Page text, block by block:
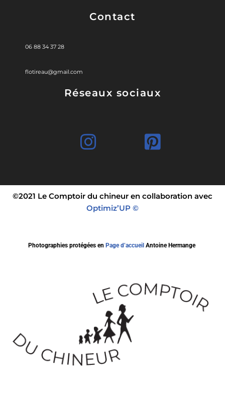
Contact
06 88 34 37 28
flotireau@gmail.com
Réseaux sociaux
©2021 Le Comptoir du chineur en collaboration avec
Optimiz’UP ©
Photographies protégées en Page d’accueil Antoine Hermange